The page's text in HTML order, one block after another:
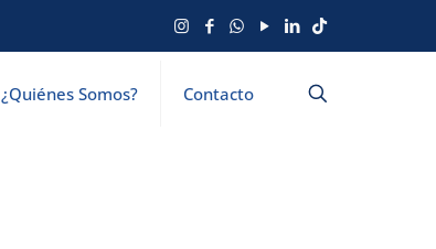
¿Quiénes Somos? Contacto